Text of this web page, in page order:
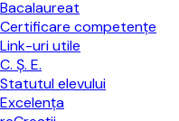
Bacalaureat
Certificare competenţe
Link-uri utile
C. Ș. E.
Statutul elevului
Excelenţa